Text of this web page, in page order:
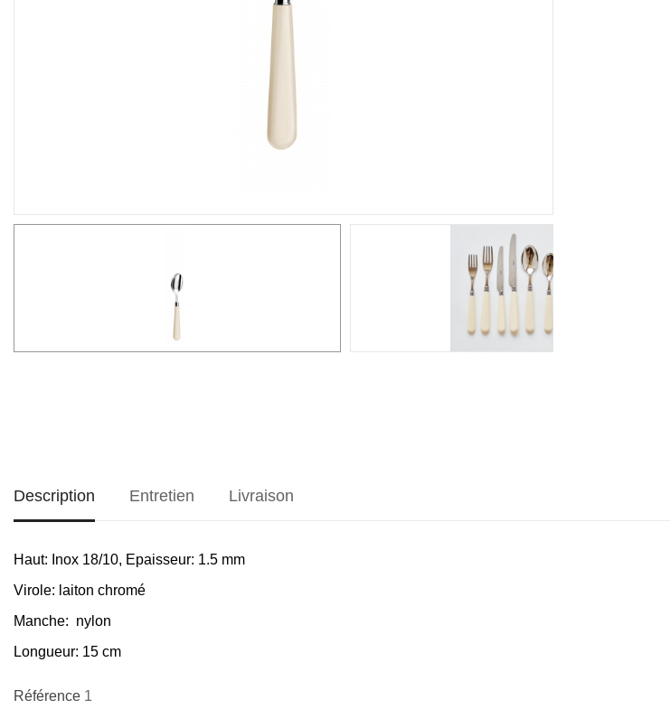
Description Entretien Livraison
Haut: Inox 18/10, Epaisseur: 1.5 mm
Virole: laiton chromé
Manche: nylon
Longueur: 15 cm
Référence 1